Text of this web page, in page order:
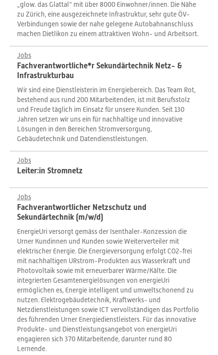
„glow. das Glattal“ mit über 8000 Einwohner/innen. Die Nähe
zu Zürich, eine ausgezeichnete Infrastruktur, sehr gute ÖV-
Verbindungen sowie der nahe gelegene Autobahnanschluss
machen Dietlikon zu einem attraktiven Wohn- und Arbeitsort.
Jobs
Fachverantwortliche*r Sekundärtechnik Netz- &
Infrastrukturbau
Wir sind eine Dienstleisterin im Energiebereich. Das Team Rot,
bestehend aus rund 200 Mitarbeitenden, ist mit Berufsstolz
und Freude täglich im Einsatz für unsere Kunden. Seit 130
Jahren setzen wir uns ein für nachhaltige und innovative
Lösungen in den Bereichen Stromversorgung,
Gebäudetechnik und Datendienstleistungen.
Jobs
Leiter:in Stromnetz
Jobs
Fachverantwortlicher Netzschutz und
Sekundärtechnik (m/w/d)
EnergieUri versorgt gemäss der Isenthaler-Konzession die
Urner Kundinnen und Kunden sowie Weiterverteiler mit
elektrischer Energie. Die Energieversorgung erfolgt CO2-frei
mit nachhaltigen URstrom-Produkten aus Wasserkraft und
Photovoltaik sowie mit erneuerbarer Wärme/Kälte. Die
integrierten Gesamtenergielösungen von energieUri
ermöglichen es, Energie intelligent und umweltschonend zu
nutzen. Elektrogebäudetechnik, Kraftwerks- und
Netzdienstleistungen sowie ICT vervollständigen das Portfolio
des führenden Urner Energiedienstleisters. Für das innovative
Produkte- und Dienstleistungsangebot von energieUri
engagieren sich 370 Mitarbeitende, darunter rund 80
Lernende.